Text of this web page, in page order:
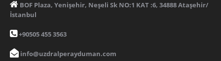
BOF Plaza, Yenişehir, Neşeli Sk NO:1 KAT :6, 34888 Ataşehir/
İstanbul
+90505 455 3563
info@uzdralperayduman.com